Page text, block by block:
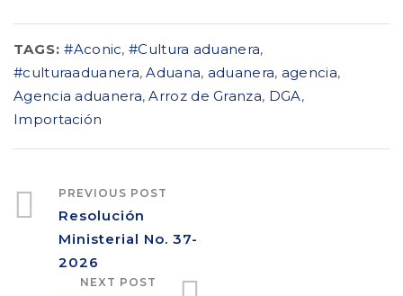
TAGS: #Aconic,#Cultura aduanera,
#culturaaduanera,Aduana, aduanera, agencia,
Agencia aduanera,Arroz de Granza, DGA,
Importación
PREVIOUS POST
Resolución
Ministerial No. 37-
2026
NEXT POST